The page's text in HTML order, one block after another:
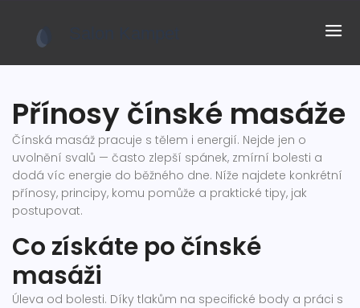
Přínosy čínské masáže
Čínská masáž pracuje s tělem i energií. Nejde jen o
uvolnění svalů — často zlepší spánek, zmírní bolesti a
dodá víc energie do běžného dne. Níže najdete konkrétní
přínosy, principy, komu pomůže a praktické tipy, jak
postupovat.
Co získáte po čínské
masáži
Úleva od bolesti. Díky tlakům na specifické body a práci s